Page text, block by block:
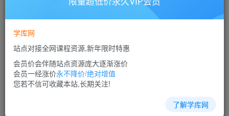
10
立即购买
您当前未登录！建议登陆后购买，可保存购买订单
学库网
站点对接全网课程资源,新年限时特惠
会员价会伴随站点资源庞大逐渐涨价
会员一经涨价永不降价/绝对增值
您若不信可收藏本站,长期关注!
了解学库网